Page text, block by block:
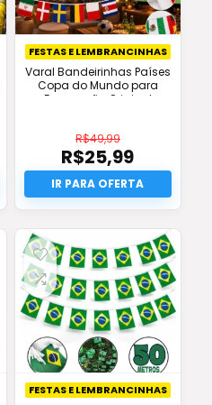
FESTAS E LEMBRANCINHAS
Varal Bandeirinhas Países
Copa do Mundo para
Decoração Original
R$49,99
O
preço
original
era:
R$49,99.
R$25,99
O
preço
atual
é:
R$25,99.
FESTAS E LEMBRANCINHAS